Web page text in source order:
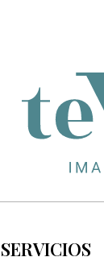
SERVICIOS